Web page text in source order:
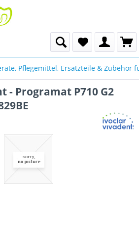
Pflegemittel, Ersatzteile & Zubehör
- Programat P710 G2